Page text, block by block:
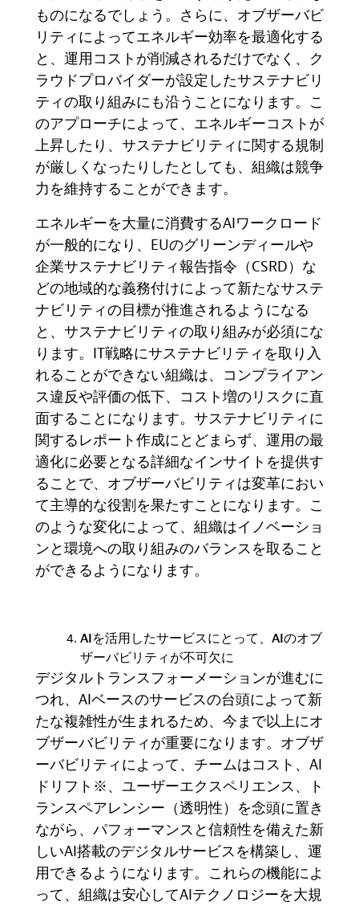
ものになるでしょう。さらに、オブザーバビ
リティによってエネルギー効率を最適化する
と、運用コストが削減されるだけでなく、ク
ラウドプロバイダーが設定したサステナビリ
ティの取り組みにも沿うことになります。こ
のアプローチによって、エネルギーコストが
上昇したり、サステナビリティに関する規制
が厳しくなったりしたとしても、組織は競争
力を維持することができます。
エネルギーを大量に消費するAIワークロード
が一般的になり、 EUのグリーンディールや
企業サステナビリティ報告指令（CSRD）な
どの地域的な義務付けによって新たなサステ
ナビリティの目標が推進されるようになる
と、サステナビリティの取り組みが必須にな
ります。 IT戦略にサステナビリティを取り入
れることができない組織は、コンプライアン
ス違反や評価の低下、コスト増のリスクに直
面することになります。サステナビリティに
関するレポート作成にとどまらず、運用の最
適化に必要となる詳細なインサイトを提供す
ることで、オブザーバビリティは変革におい
て主導的な役割を果たすことになります。こ
のような変化によって、組織はイノベーショ
ンと環境への取り組みのバランスを取ること
ができるようになります。
AIを活用したサービスにとって 、AIのオブ
ザーバビリティが不可欠に
デジタルトランスフォーメーションが進むに
つれ、AIベースのサービスの台頭によって新
たな複雑性が生まれるため、今まで以上にオ
ブザーバビリティが重要になります。オブザ
ーバビリティによって、チームはコスト、AI
ドリフト ※、ユーザーエクスペリエンス、ト
ランスペアレンシー （透明性） を念頭に置き
ながら、パフォーマンスと信頼性を備えた新
しいAI搭載のデジタルサービスを構築し、運
用できるようになります。これらの機能によ
って、組織は安心してAIテクノロジーを大規